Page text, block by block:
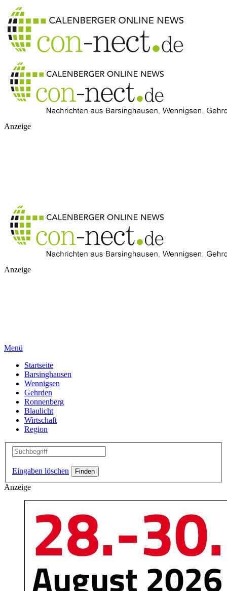
Anzeige
Anzeige
Menü
Startseite
Barsinghausen
Wennigsen
Gehrden
Ronnenberg
Blaulicht
Wirtschaft
Region
Eingaben löschen
Anzeige